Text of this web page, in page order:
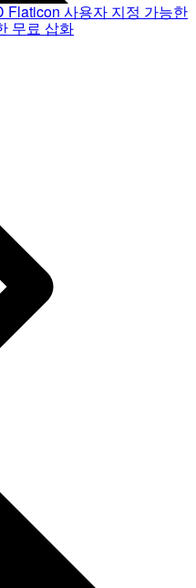
Flaticon 사용자 지정 가능한
무료 삽화